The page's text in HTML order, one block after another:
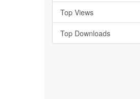
Top Views
Top Downloads